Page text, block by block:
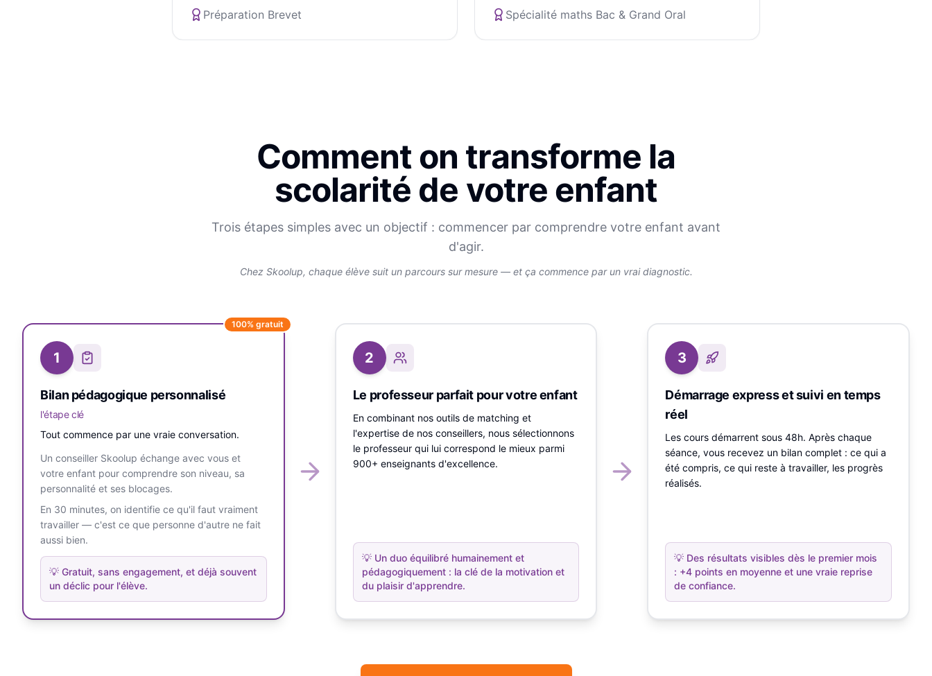
Préparation Brevet
Spécialité maths Bac & Grand Oral
Comment on transforme la
scolarité de votre enfant
Trois étapes simples avec un objectif : commencer par comprendre votre enfant avant
d'agir.
Chez Skoolup, chaque élève suit un parcours sur mesure — et ça commence par un vrai diagnostic.
100% gratuit
1
Bilan pédagogique personnalisé
l'étape clé
Tout commence par une vraie conversation.
Un conseiller Skoolup échange avec vous et
votre enfant pour comprendre son niveau, sa
personnalité et ses blocages.
En 30 minutes, on identifie ce qu'il faut vraiment
travailler — c'est ce que personne d'autre ne fait
aussi bien.
💡 Gratuit, sans engagement, et déjà souvent
un déclic pour l'élève.
2
Le professeur parfait pour votre enfant
En combinant nos outils de matching et
l'expertise de nos conseillers, nous sélectionnons
le professeur qui lui correspond le mieux parmi
900+ enseignants d'excellence.
💡 Un duo équilibré humainement et
pédagogiquement : la clé de la motivation et
du plaisir d'apprendre.
3
Démarrage express et suivi en temps
réel
Les cours démarrent sous 48h. Après chaque
séance, vous recevez un bilan complet : ce qui a
été compris, ce qui reste à travailler, les progrès
réalisés.
💡 Des résultats visibles dès le premier mois
: +4 points en moyenne et une vraie reprise
de confiance.